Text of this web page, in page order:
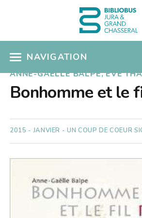
NAVIGATION
ACCÈS CATALOGUE
COUPS DE COEUR
Nouveautés
Albums pour enfants
SÉLECTIONS THÉMATIQUES
EN PRATIQUE
ANNE-GAËLLE BALPE, EVE
Bonhomme et le
2015 - JANVIER - UN COUP DE COEUR